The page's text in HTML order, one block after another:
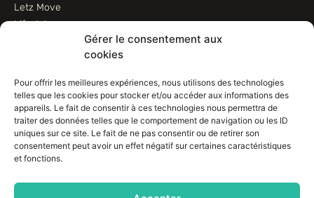
Gérer le consentement aux
cookies
Pour offrir les meilleures expériences, nous utilisons des technologies
telles que les cookies pour stocker et/ou accéder aux informations des
appareils. Le fait de consentir à ces technologies nous permettra de
traiter des données telles que le comportement de navigation ou les ID
uniques sur ce site. Le fait de ne pas consentir ou de retirer son
consentement peut avoir un effet négatif sur certaines caractéristiques
et fonctions.
Letz Move
Lifestyle
Informations
Contactez-nous
Conditions d’utilisation
Conditions de vente
Déclaration de confidentialité (UE)
Imprint